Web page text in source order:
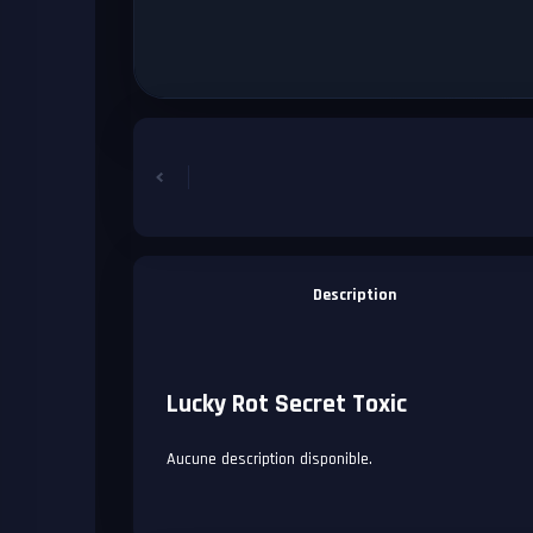
Description
Lucky Rot Secret Toxic
Aucune description disponible.